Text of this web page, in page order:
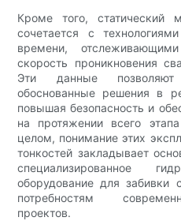
Кроме того, статический
сочетается с
времени,
скорость проникновения
Эти данные
обоснованные решения в
повышая безопасность и
на протяжении всего
целом, понимание этих
тонкостей закладывает
специализированное
оборудование для забивки
потребностям
проектов.